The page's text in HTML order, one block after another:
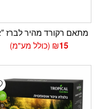
מתאם רקורד מהיר לברז 1/2″
₪15 (כולל מע"מ)